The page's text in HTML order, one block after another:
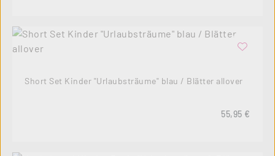
Short Set Kinder "Urlaubsträume" blau / Blätter allover
Regulärer
55,95 €